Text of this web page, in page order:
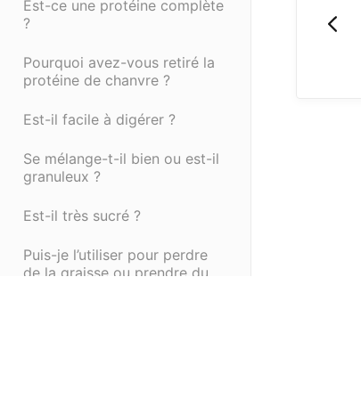
Est-ce une protéine complète
?
Pourquoi avez-vous retiré la
protéine de chanvre ?
Est-il facile à digérer ?
Se mélange-t-il bien ou est-il
granuleux ?
Est-il très sucré ?
Puis-je l’utiliser pour perdre
de la graisse ou prendre du